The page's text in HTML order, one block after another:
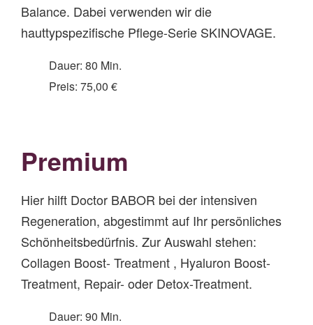
Balance. Dabei verwenden wir die
hauttypspezifische Pflege-Serie SKINOVAGE.
Dauer: 80 Min.
Preis: 75,00 €
Premium
Hier hilft Doctor BABOR bei der intensiven
Regeneration, abgestimmt auf Ihr persönliches
Schönheitsbedürfnis. Zur Auswahl stehen:
Collagen Boost- Treatment , Hyaluron Boost-
Treatment, Repair- oder Detox-Treatment.
Dauer: 90 Min.